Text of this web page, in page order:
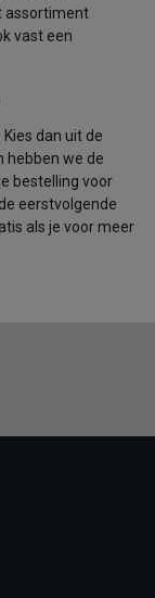
assortiment
vast een
dan uit de
hebben we de
bestelling voor
eerstvolgende
als je voor meer